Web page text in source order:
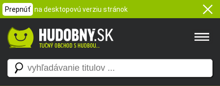
Prepnúť na desktopovú verziu stránok